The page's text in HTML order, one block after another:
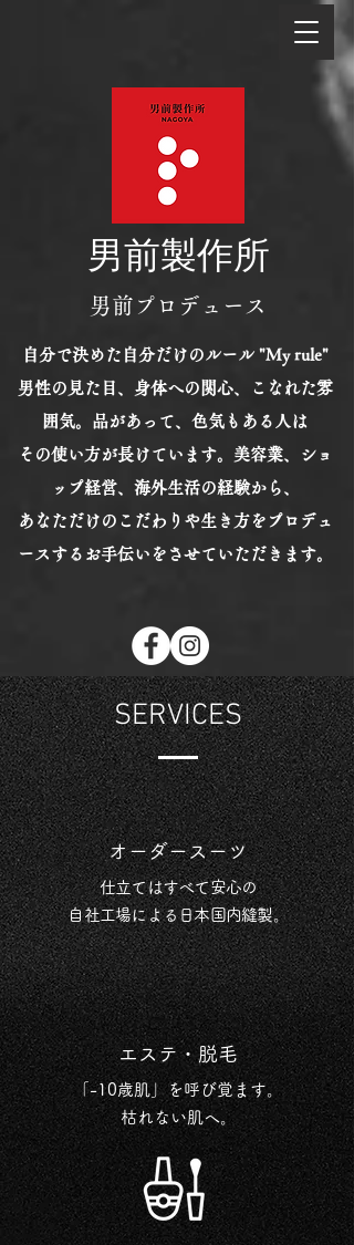
男前製作所
男前プロデュース
自分で決めた自分だけのルール "My rule"
男性の見た目、身体への関心、こなれた雰
囲気。品があって、色気もある人は
その使い方が長けています。美容業、ショ
ップ経営、海外生活の経験から、
あなただけのこだわりや生き方をプロデュ
ースするお手伝いをさせていただきます。
SERVICES
オーダースーツ
仕立てはすべて安心の
自社工場による日本国内縫製。
エステ・脱毛
「-10歳肌」を呼び覚ます。
枯れない肌へ。